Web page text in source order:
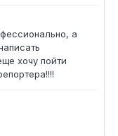
а
хочу пойти